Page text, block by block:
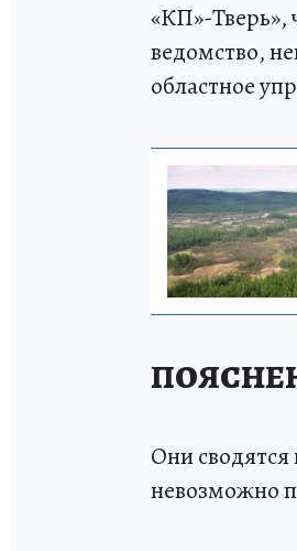
«КП»-Тверь»,
ведомство,
областное
Они сводятся
невозможно